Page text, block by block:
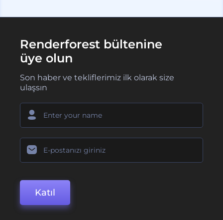
Renderforest bültenine
üye olun
Son haber ve tekliflerimiz ilk olarak size
ulaşsın
Katıl